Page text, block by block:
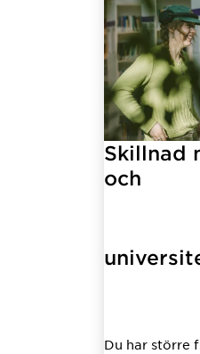
Skillnad
och
Du har större